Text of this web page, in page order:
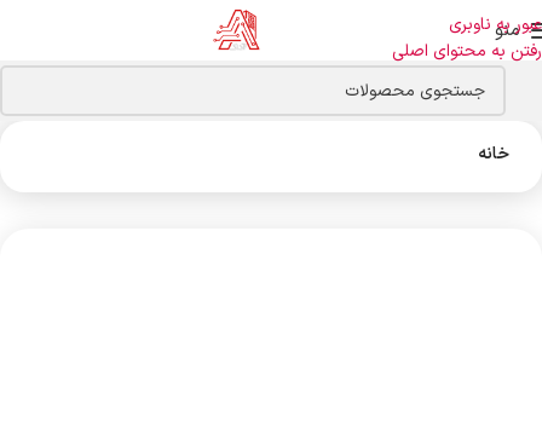
عبور به ناوبری
رفتن به محتوای اصلی
منو
خانه